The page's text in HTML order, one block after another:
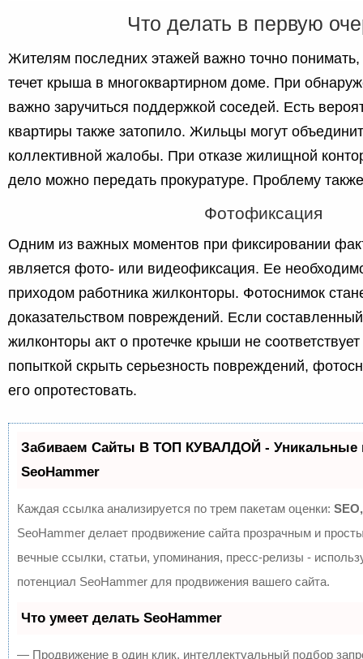
Что делать в первую
Жителям последних этажей важно точно понимать,
течет крыша в многоквартирном доме. При
важно заручиться поддержкой соседей. Есть
квартиры также затопило. Жильцы могут
коллективной жалобы. При отказе жилищной
дело можно передать прокуратуре. Проблему
Фотофиксация
Одним из важных моментов при фиксировании
является фото- или видеофиксация. Ее
приходом работника жилконторы. Фотоснимок
доказательством повреждений. Если
жилконторы акт о протечке крыши не
попыткой скрыть серьезность повреждений,
его опротестовать.
Забиваем Сайты В ТОП КУВАЛДОЙ - Уникальные
SeoHammer
Каждая ссылка анализируется по трем пакетам оценки:
SeoHammer делает продвижение сайта прозрачным и
вечные ссылки, статьи, упоминания, пресс-релизы -
потенциал SeoHammer для продвижения вашего сайта.
Что умеет делать SeoHammer
— Продвижение в один клик, интеллектуальный подбор